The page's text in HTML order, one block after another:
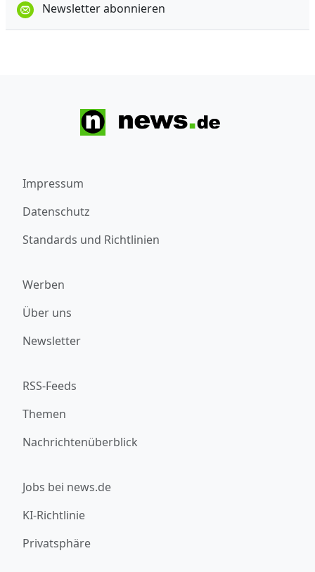
Newsletter abonnieren
Impressum
Datenschutz
Standards und Richtlinien
Werben
Über uns
Newsletter
RSS-Feeds
Themen
Nachrichtenüberblick
Jobs bei news.de
KI-Richtlinie
Privatsphäre